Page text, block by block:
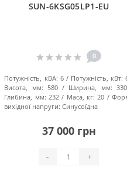
SUN-6KSG05LP1-EU
0
Потужність, кВА: 6 Потужність, кВт:
Висота, мм: 580 Ширина, мм: 330
Глибина, мм: 232 Маса, кг: 20
вихідної напруги: Синусоїдна
37 000 грн
- +